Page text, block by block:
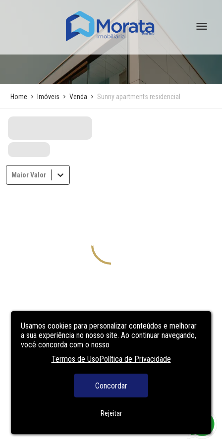
Usamos cookies para personalizar conteúdos e melhorar
a sua experiência no nosso site. Ao continuar navegando,
você concorda com o nosso
Termos de UsoPolítica de Privacidade
Concordar
Rejeitar
Home Imóveis Venda Sunny apartments residencial
Maior Valor